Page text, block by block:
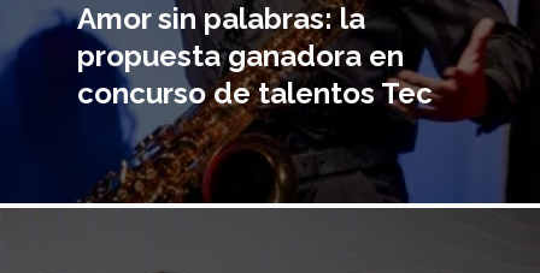
Amor sin palabras: la
propuesta ganadora en
concurso de talentos Tec